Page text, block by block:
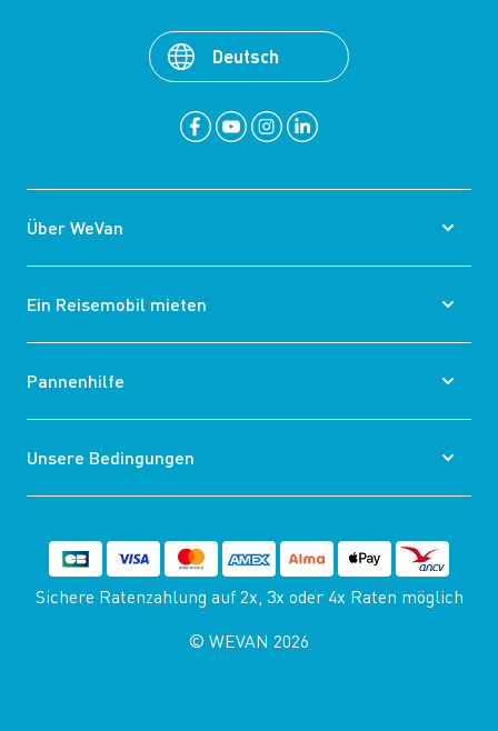
Über WeVan
Ein Reisemobil mieten
Pannenhilfe
Unsere Bedingungen
Deutsch
Sichere Ratenzahlung auf 2x, 3x oder 4x Raten möglich
© WEVAN 2026